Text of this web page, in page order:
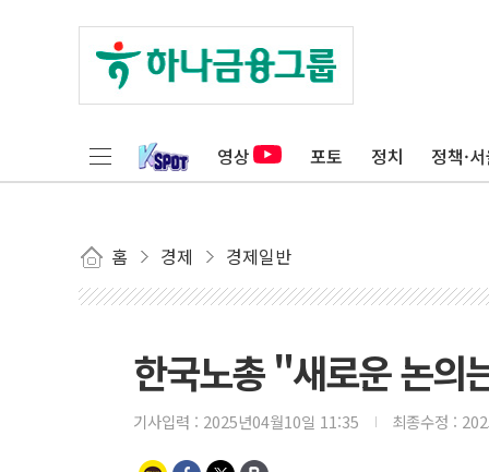
영상 포토 정치 정책·
홈 경제 경제일반
한국노총 "새로운 논의
기사입력 : 2025년04월10일 11:35 최종수정 :